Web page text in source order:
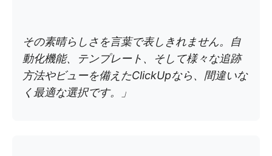
その素晴らしさを言葉で表しきれません。自
動化機能、テンプレート、そして様々な追跡
方法やビューを備えたClickUpなら、間違いな
く最適な選択です。」